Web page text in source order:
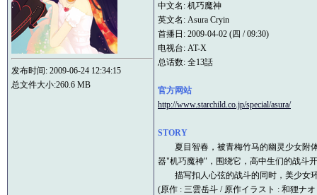
发布时间: 2009-06-24 12:34:15
总文件大小:260.6 MB
中文名: 机巧魔神
英文名: Asura Cryin
首播日: 2009-04-02 (四 / 09:30)
电视台: AT-X
总话数: 全13話
官方网站
http://www.starchild.co.jp/special/asura/
STORY
夏目智春，被青梅竹马的幽灵少女附体
器"机巧魔神"，围绕它，高中生们的战斗
描写扣人心弦的战斗的同时，美少女环
(原作 : 三雲岳斗 / 原作イラスト : 和狸ナ